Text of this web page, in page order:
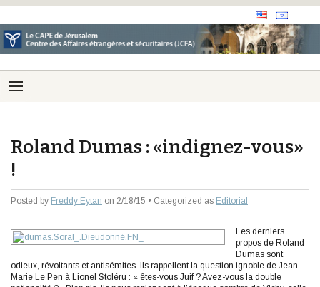
Roland Dumas : «indignez-vous»
!
Posted by Freddy Eytan on 2/18/15 • Categorized as Editorial
Les derniers
propos de Roland
Dumas sont
odieux, révoltants et antisémites. Ils rappellent la question ignoble de Jean-
Marie Le Pen à Lionel Stoléru : « êtes-vous Juif ? Avez-vous la double